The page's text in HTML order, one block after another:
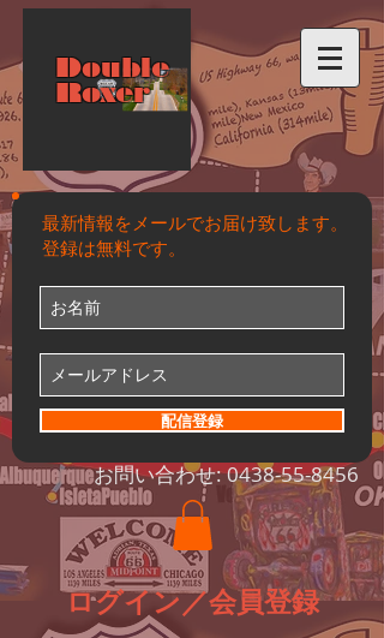
Double
Roxer
お問い合わせ:0438-55-8456
最新情報をメールでお届け致します。
登録は無料です。
配信登録
ログイン／会員登録